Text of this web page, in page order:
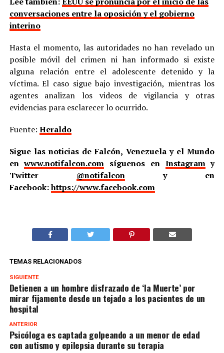
conversaciones entre la oposición y el gobierno
interino
Hasta el momento, las autoridades no han revelado un
posible móvil del crimen ni han informado si existe
alguna relación entre el adolescente detenido y la
víctima. El caso sigue bajo investigación, mientras los
agentes analizan los videos de vigilancia y otras
evidencias para esclarecer lo ocurrido.
Fuente: Heraldo
Sigue las noticias de Falcón, Venezuela y el Mundo
enwww.notifalcon.com síguenos en Instagramy
Twitter @notifalcony en
Facebook:https://www.facebook.com
TEMAS RELACIONADOS
SIGUIENTE
Detienen a un hombre disfrazado de ‘la Muerte’ por
mirar fijamente desde un tejado a los pacientes de un
hospital
ANTERIOR
Psicóloga es captada golpeando a un menor de edad
con autismo y epilepsia durante su terapia